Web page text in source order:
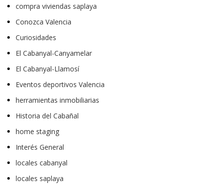
compra viviendas saplaya
Conozca Valencia
Curiosidades
El Cabanyal-Canyamelar
El Cabanyal-Llamosí
Eventos deportivos Valencia
herramientas inmobiliarias
Historia del Cabañal
home staging
Interés General
locales cabanyal
locales saplaya